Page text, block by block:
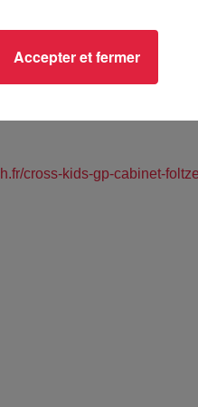
cross-kids-gp-cabinet-
Accepter et fermer